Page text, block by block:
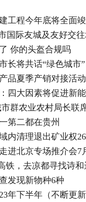
工程今年底将全面
国际友城及友好交
你的头盔合规吗
长将共话“绿色城市”
品夏季产销对接活
四大因素将促进新
群农业农村局长联
第二都在贵州
内清理退出矿业权
进北京专场推介会7
铁，去凉都寻找诗
发现新物种6种
年下半年（不断更